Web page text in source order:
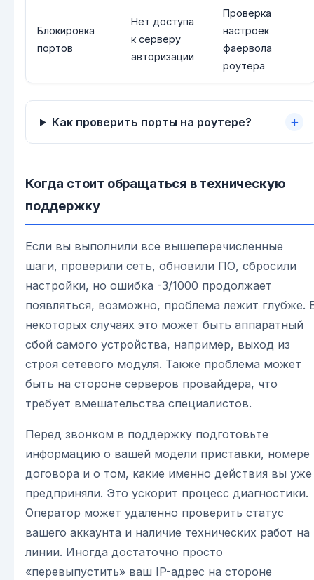
Блокировка
портов
Нет доступа
к серверу
авторизации
Проверка
настроек
фаервола
роутера
Как проверить порты на роутере?
Когда стоит обращаться в техническую
поддержку
Если вы выполнили все вышеперечисленные
шаги, проверили сеть, обновили ПО, сбросили
настройки, но ошибка -3/1000 продолжает
появляться, возможно, проблема лежит глубже.
некоторых случаях это может быть аппаратный
сбой самого устройства, например, выход из
строя сетевого модуля. Также проблема может
быть на стороне серверов провайдера, что
требует вмешательства специалистов.
Перед звонком в поддержку подготовьте
информацию о вашей модели приставки, номере
договора и о том, какие именно действия вы уже
предприняли. Это ускорит процесс диагностики.
Оператор может удаленно проверить статус
вашего аккаунта и наличие технических работ на
линии. Иногда достаточно просто
«перевыпустить» ваш IP-адрес на стороне